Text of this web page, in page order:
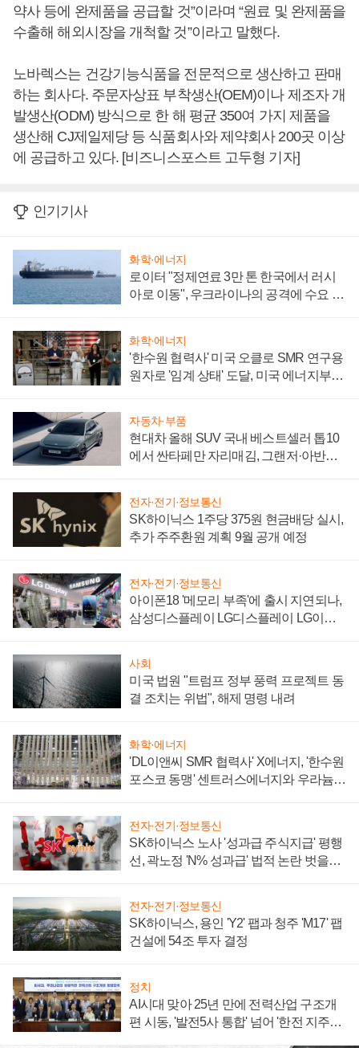
약사 등에 완제품을 공급할 것”이라며 “원료 및 완제품을
수출해 해외시장을 개척할 것”이라고 말했다.
노바렉스는 건강기능식품을 전문적으로 생산하고 판매
하는 회사다. 주문자상표 부착생산(OEM)이나 제조자 개
발생산(ODM) 방식으로 한 해 평균 350여 가지 제품을
생산해 CJ제일제당 등 식품회사와 제약회사 200곳 이상
에 공급하고 있다. [비즈니스포스트 고두형 기자]
인기기사
화학·에너지
로이터 "정제연료 3만 톤 한국에서 러시
아로 이동", 우크라이나의 공격에 수요 늘
화학·에너지
'한수원 협력사' 미국 오클로 SMR 연구용
원자로 '임계 상태' 도달, 미국 에너지부
자동차·부품
현대차 올해 SUV 국내 베스트셀러 톱10
에서 싼타페만 자리매김, 그랜저·아반떼
전자·전기·정보통신
SK하이닉스 1주당 375원 현금배당 실시,
추가 주주환원 계획 9월 공개 예정
전자·전기·정보통신
아이폰18 '메모리 부족'에 출시 지연되나,
삼성디스플레이 LG디스플레이 LG이노
사회
미국 법원 "트럼프 정부 풍력 프로젝트 동
결 조치는 위법", 해제 명령 내려
화학·에너지
'DL이앤씨 SMR 협력사' X에너지, '한수원
포스코 동맹' 센트러스에너지와 우라늄
전자·전기·정보통신
SK하이닉스 노사 '성과급 주식지급' 평행
선, 곽노정 'N% 성과급' 법적 논란 벗을지
전자·전기·정보통신
SK하이닉스, 용인 'Y2' 팹과 청주 'M17' 팹
건설에 54조 투자 결정
정치
AI시대 맞아 25년 만에 전력산업 구조개
편 시동, '발전5사 통합' 넘어 '한전 지주사'